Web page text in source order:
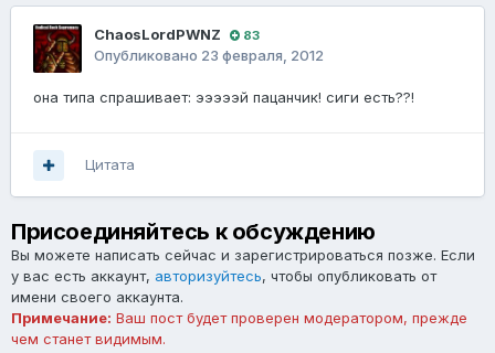
ChaosLordPWNZ 83
Опубликовано 23 февраля, 2012
она типа спрашивает: эээээй пацанчик! сиги есть??!
Цитата
Присоединяйтесь к обсуждению
Вы можете написать сейчас и зарегистрироваться позже. Если
у вас есть аккаунт, авторизуйтесь, чтобы опубликовать от
имени своего аккаунта.
Примечание: Ваш пост будет проверен модератором, прежде
чем станет видимым.